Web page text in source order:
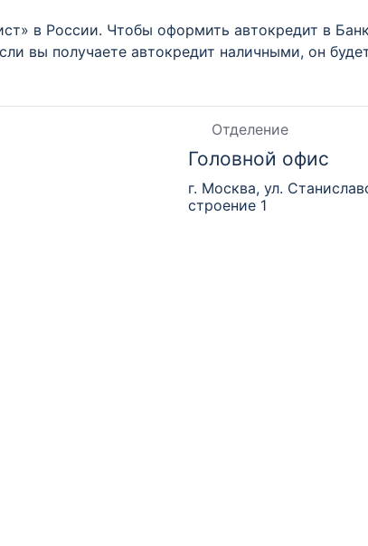
в России. Чтобы оформить автокредит в
вы получаете автокредит наличными, он
Отделение
Головной офис
г. Москва, ул.
строение 1